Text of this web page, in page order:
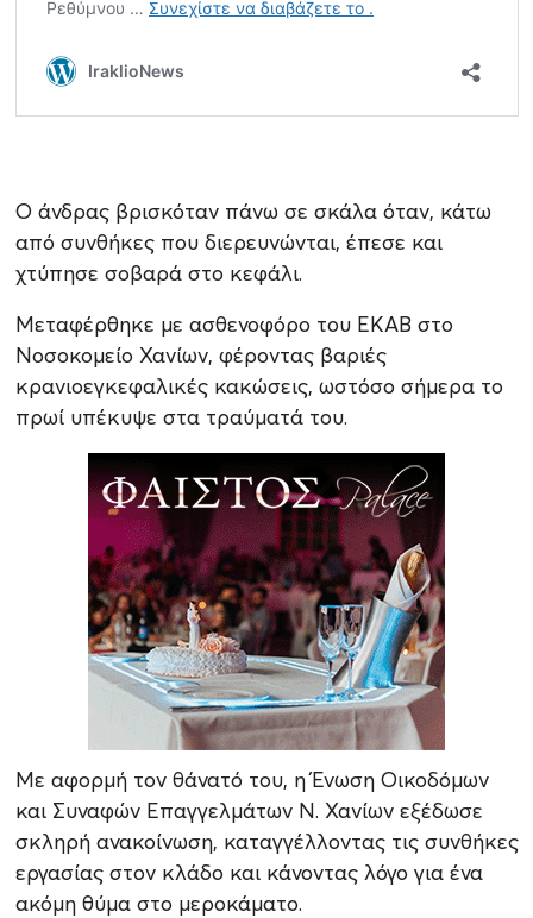
Ο άνδρας βρισκόταν πάνω σε σκάλα όταν, κάτω
από συνθήκες που διερευνώνται, έπεσε και
χτύπησε σοβαρά στο κεφάλι.
Μεταφέρθηκε με ασθενοφόρο του ΕΚΑΒ στο
Νοσοκομείο Χανίων, φέροντας βαριές
κρανιοεγκεφαλικές κακώσεις, ωστόσο σήμερα το
πρωί υπέκυψε στα τραύματά του.
Με αφορμή τον θάνατό του, η Ένωση Οικοδόμων
και Συναφών Επαγγελμάτων Ν. Χανίων εξέδωσε
σκληρή ανακοίνωση, καταγγέλλοντας τις συνθήκες
εργασίας στον κλάδο και κάνοντας λόγο για ένα
ακόμη θύμα στο μεροκάματο.